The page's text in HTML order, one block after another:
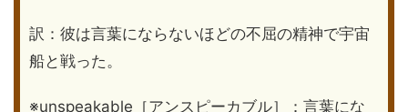
訳：彼は言葉にならないほどの不屈の精神で宇宙
船と戦った。
※unspeakable［アンスピーカブル］：言葉にな